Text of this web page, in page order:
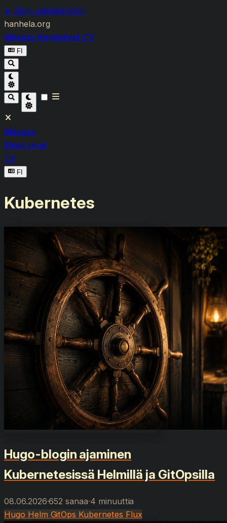
↓ Siirry pääsisältöön
hanhela.org
Minusta Kirjoitukset CV
FI
Minusta
Kirjoitukset
CV
FI
Kubernetes
Hugo-blogin ajaminen
Kubernetesissä Helmillä ja GitOpsilla
08.06.2026·652 sanaa·4 minuuttia
Hugo Helm GitOps Kubernetes Flux